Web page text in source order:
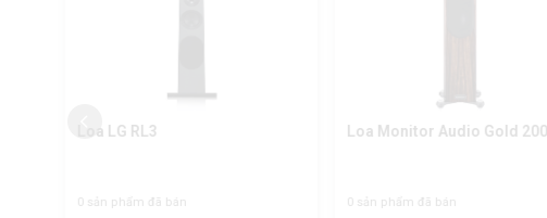
Loa LG RL3
0 sản phẩm đã bán
Loa Monitor Audio Gold 200
0 sản phẩm đã bán